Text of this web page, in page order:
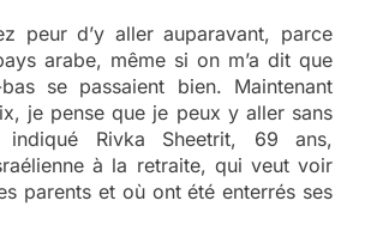
peur d’y aller auparavant, parce
arabe, même si on m’a dit que
se passaient bien. Maintenant
je pense que je peux y aller sans
Rivka Sheetrit, 69 ans,
à la retraite, qui veut voir
parents et où ont été enterrés ses